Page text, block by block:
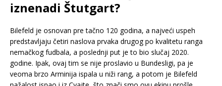
iznenadi Štutgart?
Bilefeld je osnovan pre tačno 120 godina, a najveći uspeh
predstavljaju četiri naslova prvaka drugog po kvalitetu ranga
nemačkog fudbala, a poslednji put je to bio slučaj 2020.
godine. Ipak, ovaj tim se nije proslavio u Bundesligi, pa je
veoma brzo Arminija ispala u niži rang, a potom je Bilefeld